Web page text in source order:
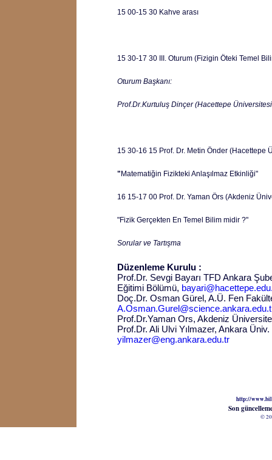
15 00-15 30 Kahve arası
15 30-17 30 III. Oturum (Fizigin Öteki Temel
Oturum Başkanı:
Prof.Dr.Kurtuluş Dinçer (Hacettepe
15 30-16 15 Prof. Dr. Metin Önder (Hacettepe
" Matematiğin Fizikteki Anlaşılmaz Etkinliği"
16 15-17 00 Prof. Dr. Yaman Örs (Akdeniz
"Fizik Gerçekten En Temel Bilim midir ?"
Sorular ve Tartışma
Düzenleme Kurulu :
Prof.Dr. Sevgi Bayarı TFD Ankara
Eğitimi Bölümü,
Doç.Dr. Osman Gürel, A.Ü. Fen
Prof.Dr.Yaman Ors, Akdeniz
Prof.Dr. Ali Ulvi Yılmazer, Ankara
yilmazer@eng.ankara.edu.tr
http://
Son
©